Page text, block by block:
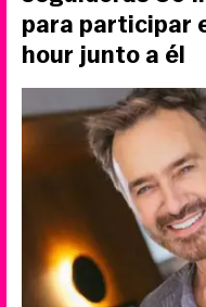
para participar
hour junto a él